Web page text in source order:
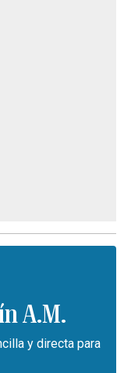
A.M.
y directa para